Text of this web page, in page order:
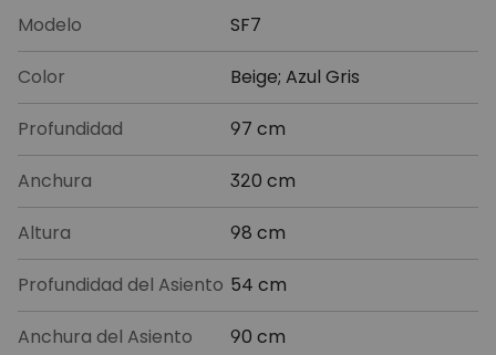
Modelo SF7
Color Beige; Azul Gris
Profundidad 97 cm
Anchura 320 cm
Altura 98 cm
Profundidad del Asiento 54 cm
Anchura del Asiento 90 cm